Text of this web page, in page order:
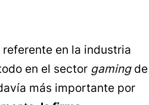
referente en la industria
en el sector gamingde
más importante por